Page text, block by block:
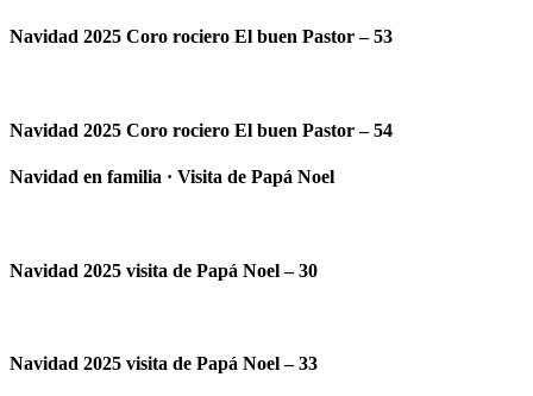
Navidad 2025 Coro rociero El buen Pastor – 53
Navidad 2025 Coro rociero El buen Pastor – 54
Navidad en familia · Visita de Papá Noel
Navidad 2025 visita de Papá Noel – 30
Navidad 2025 visita de Papá Noel – 33